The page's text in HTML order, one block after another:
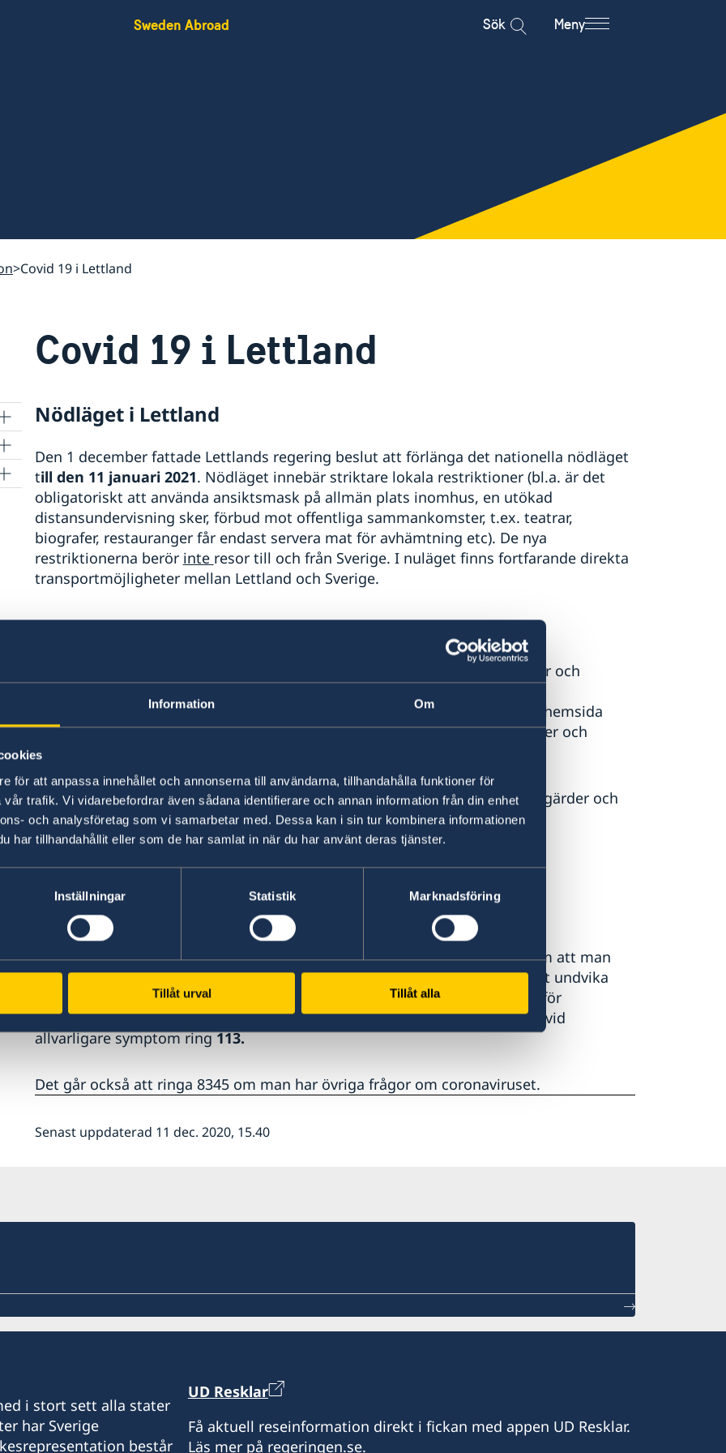
Information Om
för att anpassa innehållet och annonserna till användarna, tillhandahålla funktioner för
trafik. Vi vidarebefordrar även sådana identifierare och annan information från din enhet
och analysföretag som vi samarbetar med. Dessa kan i sin tur kombinera informationen
har tillhandahållit eller som de har samlat in när du har använt deras tjänster.
Inställningar Statistik Marknadsföring
Tillåt urval Tillåt alla
Sweden Abroad Sök Meny
Covid 19 i Lettland
Covid 19 i Lettland
Nödläget i Lettland
Den 1 december fattade Lettlands regering beslut att förlänga det nationella nödläget
till den 11 januari 2021. Nödläget innebär striktare lokala restriktioner (bl.a. är det
obligatoriskt att använda ansiktsmask på allmän plats inomhus, en utökad
distansundervisning sker, förbud mot offentliga sammankomster, t.ex. teatrar,
biografer, restauranger får endast servera mat för avhämtning etc). De nya
restriktionerna berör inte resor till och från Sverige. I nuläget finns fortfarande direkta
transportmöjligheter mellan Lettland och Sverige.
Var kan jag hitta mer information
Ambassaden uppmanar svenskar att följa lokala myndigheters anvisningar och
hälsomyndighetenCentre for Disease Prevention and Control.
På deras hemsida
finns information om covid-19 och dess spridning, samt rekommendationer och
åtgärder från myndighetens sida.
Lettiska regeringen publicerar uppdaterad information om regeringens åtgärder och
vad som gäller vid resor.Covid - 19 Frequently Asked Questions
För nyheter om det aktuella läget på engelska seeng.lsm.lv
Åtgärder vid symptom
Befinner man sig i Lettland och har symptom som skulle kunna tolkas som att man
har smittats av coronaviruset, ska man i första hand stanna hemma för att undvika
vidare spridning. Därefter ska man ringa det särskilda numret som gäller för
coronaviruset. För sjukvårdsrådgivning ring8303för milda symptom eller vid
allvarligare symptom ring113.
Det går också att ringa 8345 om man har övriga frågor om coronaviruset.
Senast uppdaterad 11 dec. 2020, 15.40
i stort sett alla stater
har Sverige
består
UD Resklar
Få aktuell reseinformation direkt i fickan med appen UD Resklar.
Läs mer på regeringen.se.